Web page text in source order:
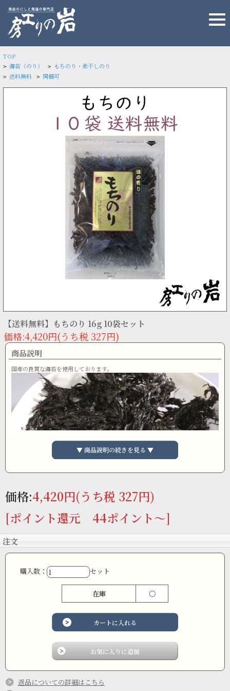
TOP
> 海苔（のり） > もちのり・素干しのり
> 送料無料 > 同梱可
【送料無料】もちのり 16g 10袋セット
価格:4,420円(うち税 327円)
商品説明
国産の良質な海苔を使用しております。
もちのりはその名の通り、お雑煮にピッタリです。
▼ 商品説明の続きを見る ▼
価格:4,420円(うち税 327円)
[ポイント還元 44ポイント～]
注文
購入数： セット
在庫 ○
返品についての詳細はこちら